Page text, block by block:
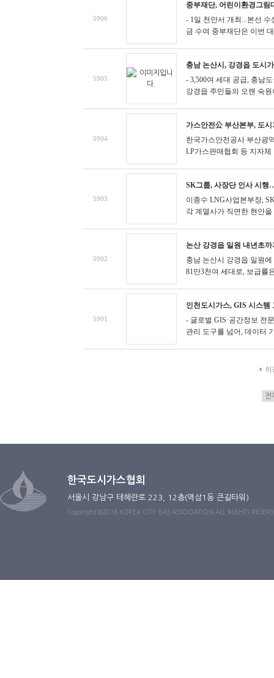
5906
중부재단, 어린이환경그림
- 1일 천안서 개최...본선
금 수여 중부재단은 이번
5905
충남 논산시, 강경읍 도시
- 3,500여 세대 공급, 충남
강경읍 주민들의 오랜 숙원
5904
가스안전公 부산본부, 도
한국가스안전공사 부산광
LP가스판매협회 등 지자체
5903
SK그룹, 사장단 인사 시행
이종수 LNG사업본부장,
각 계열사가 직면한 현안을
5902
논산 강경읍 일원 내년초
충남 논산시 강경읍 일원
81만3천여 세대로, 보급률
5901
인천도시가스, GIS 시스
- 글로벌 GIS·공간정보 전
관리 도구를 넘어, 데이터
이
한국도시가스협회
서울시 강남구 테헤란로 223, 12층(역삼1동 큰길타워)
Copyright ©2016 KOREA CITY GAS ASSOCIATION ALL RIGHTS